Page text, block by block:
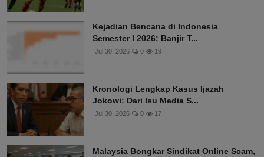
Kejadian Bencana di Indonesia
Semester I 2026: Banjir T...
Jul 30, 2026 0 19
Kronologi Lengkap Kasus Ijazah
Jokowi: Dari Isu Media S...
Jul 30, 2026 0 17
Malaysia Bongkar Sindikat Online Scam,